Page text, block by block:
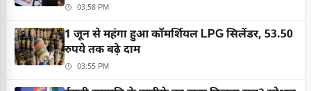
03:58 PM
1 जून से महंगा हुआ कॉमर्शियल LPG सिलेंडर, 53.50
रुपये तक बढ़े दाम
03:55 PM